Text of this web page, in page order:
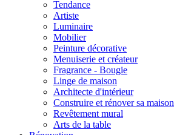
Tendance
Artiste
Luminaire
Mobilier
Peinture décorative
Menuiserie et créateur
Fragrance - Bougie
Linge de maison
Architecte d'intérieur
Construire et rénover sa maison
Revêtement mural
Arts de la table